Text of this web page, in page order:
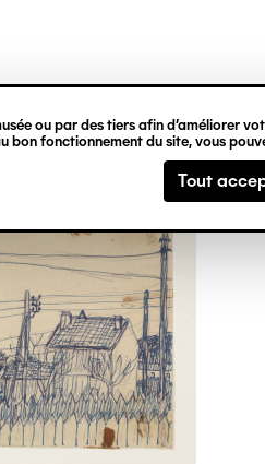
ou par des tiers afin d’améliorer
bon fonctionnement du site, vous
Tout